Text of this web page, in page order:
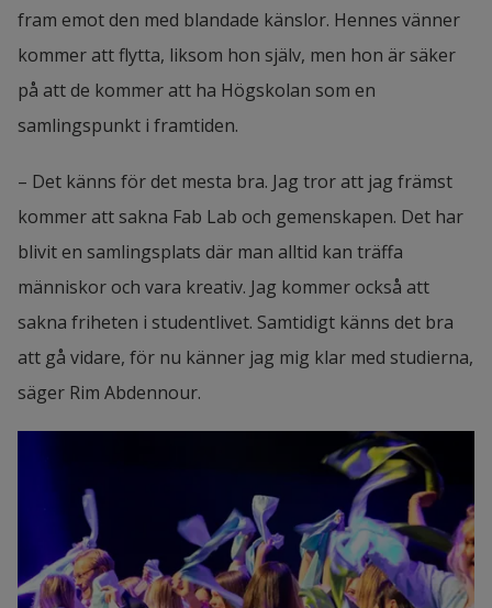
fram emot den med blandade känslor. Hennes vänner
kommer att flytta, liksom hon själv, men hon är säker
på att de kommer att ha Högskolan som en
samlingspunkt i framtiden.
– Det känns för det mesta bra. Jag tror att jag främst
kommer att sakna Fab Lab och gemenskapen. Det har
blivit en samlingsplats där man alltid kan träffa
människor och vara kreativ. Jag kommer också att
sakna friheten i studentlivet. Samtidigt känns det bra
att gå vidare, för nu känner jag mig klar med studierna,
säger Rim Abdennour.